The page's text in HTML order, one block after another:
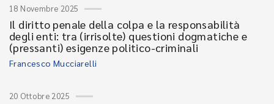
18 Novembre 2025
Il diritto penale della colpa e la responsabilità
degli enti: tra (irrisolte) questioni dogmatiche e
(pressanti) esigenze politico-criminali
Francesco Mucciarelli
20 Ottobre 2025